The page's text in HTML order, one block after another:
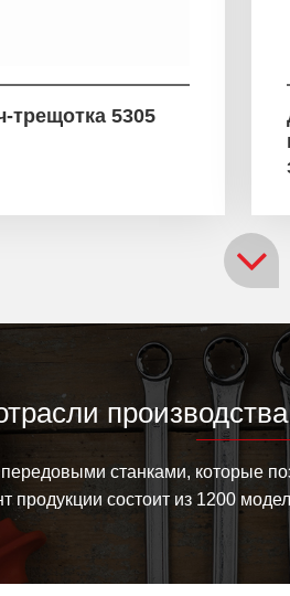
трещотка 5305
станками, которые
продукции состоит из 1200